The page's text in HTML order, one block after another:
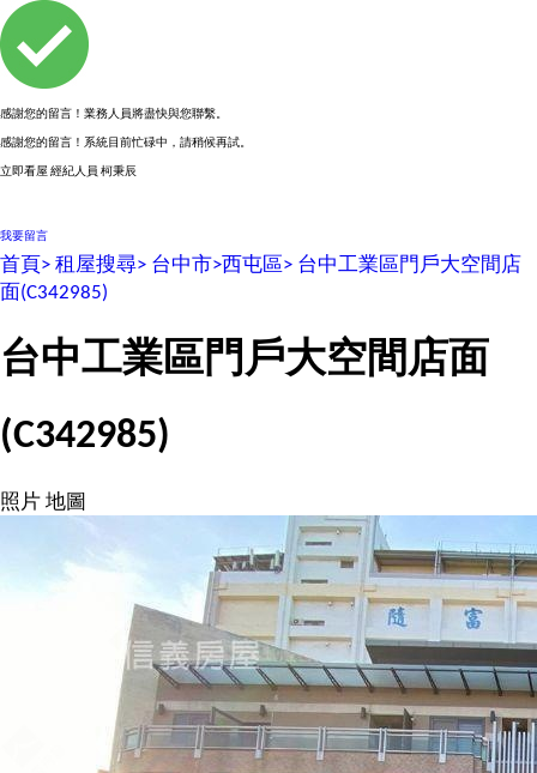
感謝您的留言！業務人員將盡快與您聯繫。
感謝您的留言！系統目前忙碌中，請稍候再試。
立即看屋經紀人員柯秉辰
我要留言
首頁> 租屋搜尋> 台中市>西屯區> 台中工業區門戶大空間店
面(C342985)
台中工業區門戶大空間店面
(C342985)
照片 地圖